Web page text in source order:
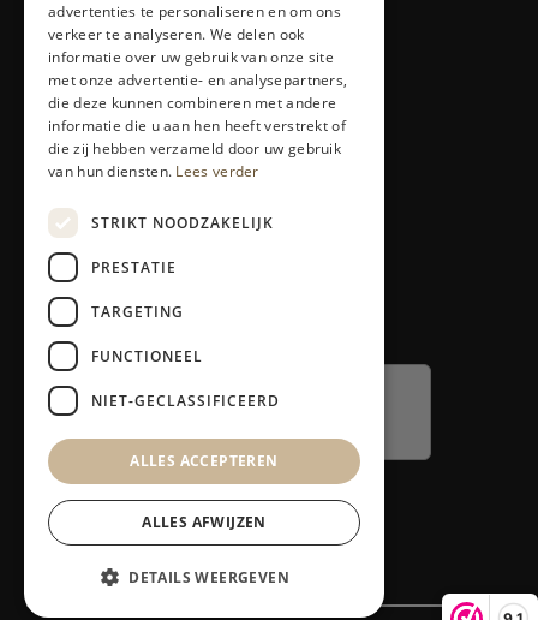
Producten
Alle producten
LED-therapie
Ontharen
Klantenservice
Contact
Retours en garantie
Klacht melden
advertenties te personaliseren en om ons
verkeer te analyseren. We delen ook
informatie over uw gebruik van onze site
met onze advertentie- en analysepartners,
die deze kunnen combineren met andere
informatie die u aan hen heeft verstrekt of
die zij hebben verzameld door uw gebruik
van hun diensten. Lees verder
STRIKT NOODZAKELIJK
PRESTATIE
TARGETING
FUNCTIONEEL
NIET-GECLASSIFICEERD
ALLES ACCEPTEREN
ALLES AFWIJZEN
DETAILS WEERGEVEN